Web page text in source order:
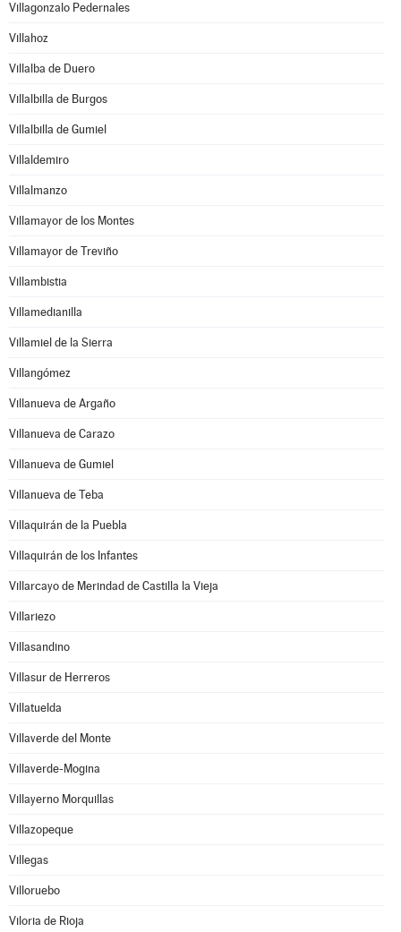
Villagonzalo Pedernales
Villahoz
Villalba de Duero
Villalbilla de Burgos
Villalbilla de Gumiel
Villaldemiro
Villalmanzo
Villamayor de los Montes
Villamayor de Treviño
Villambistia
Villamedianilla
Villamiel de la Sierra
Villangómez
Villanueva de Argaño
Villanueva de Carazo
Villanueva de Gumiel
Villanueva de Teba
Villaquirán de la Puebla
Villaquirán de los Infantes
Villarcayo de Merindad de Castilla la Vieja
Villariezo
Villasandino
Villasur de Herreros
Villatuelda
Villaverde del Monte
Villaverde-Mogina
Villayerno Morquillas
Villazopeque
Villegas
Villoruebo
Viloria de Rioja